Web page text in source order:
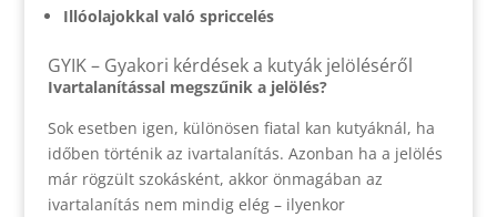
Illóolajokkal való spriccelés
GYIK – Gyakori kérdések a kutyák jelöléséről
Ivartalanítással megszűnik a jelölés?
Sok esetben igen, különösen fiatal kan kutyáknál, ha
időben történik az ivartalanítás. Azonban ha a jelölés
már rögzült szokásként, akkor önmagában az
ivartalanítás nem mindig elég – ilyenkor